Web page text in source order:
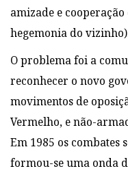
amizade e
hegemonia do
O problema foi a
reconhecer o novo
movimentos de
Vermelho, e não-
Em 1985 os combates
formou-se uma onda